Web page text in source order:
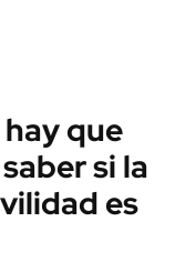
que
si la
es